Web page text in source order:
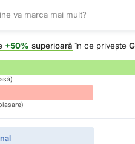
va marca mai mult?
+50% superioară în ce privește